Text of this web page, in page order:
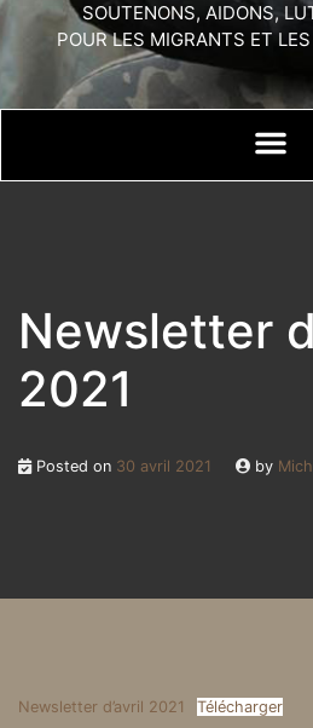
SOUTENONS, AIDONS,
POUR LES MIGRANTS ET
Newsletter
2021
Posted on 30 avril 2021 by
Newsletter d’avril 2021 Télécharger